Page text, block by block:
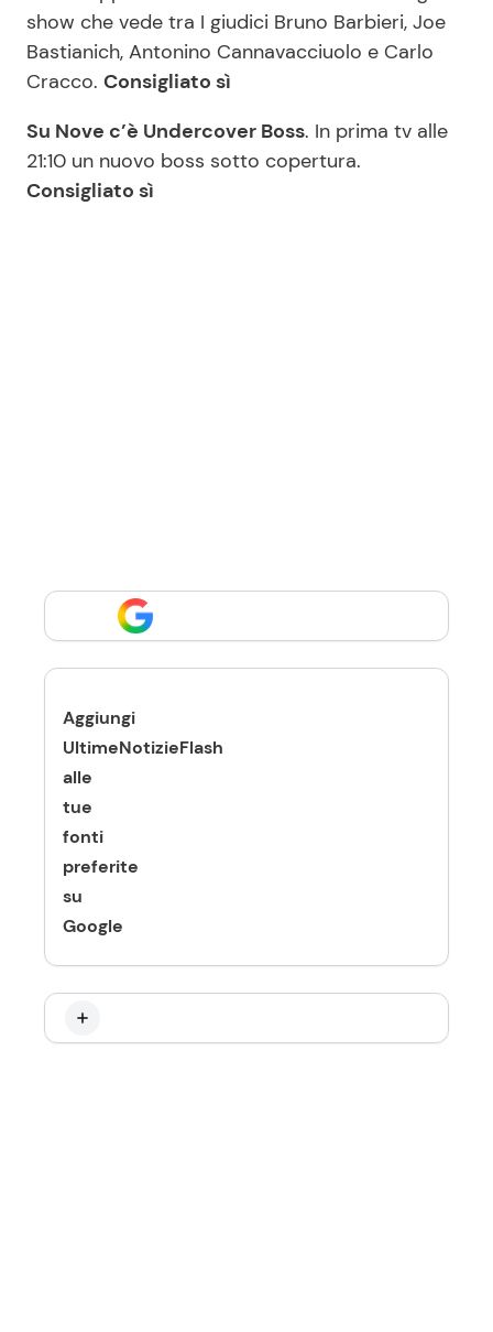
show che vede tra I giudici Bruno Barbieri, Joe
Bastianich, Antonino Cannavacciuolo e Carlo
Cracco. Consigliato sì
Su Nove c’è Undercover Boss. In prima tv alle
21:10 un nuovo boss sotto copertura.
Consigliato sì
Aggiungi
UltimeNotizieFlash
alle
tue
fonti
preferite
su
Google